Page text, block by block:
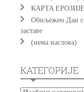
КAРTA
Обиљежен Дан
заставе
(нема наслова)
КАТЕГОРИЈЕ